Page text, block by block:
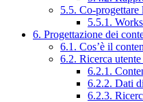
5.5. Co-progettare
5.5.1.
6. Progettazione dei
6.1. Cos’è il
6.2. Ricerca
6.2.1.
6.2.2. Dati
6.2.3.